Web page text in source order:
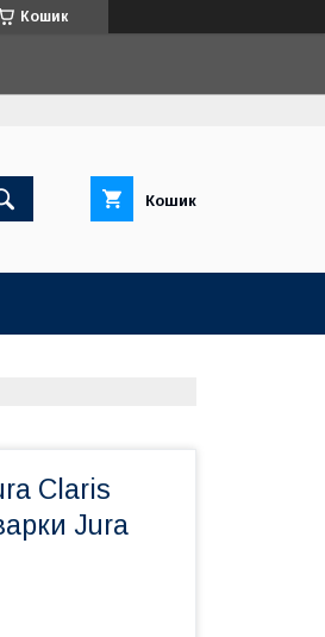
Кошик
Кошик
Claris
Jura